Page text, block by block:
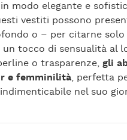
in modo elegante e
vestiti possono
o – per citarne
un tocco di sensualità al
o trasparenze, gli
e femminilità , perfetta
indimenticabile nel suo